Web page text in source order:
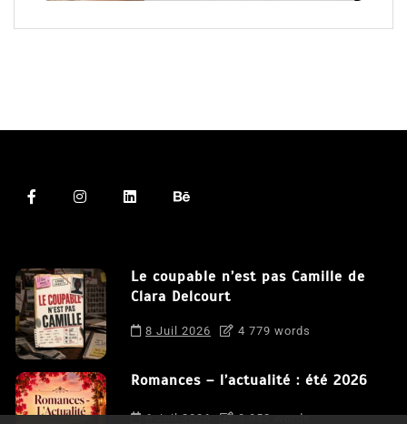
Le coupable n’est pas Camille de
Clara Delcourt
8 Juil 2026 4 779 words
Romances – l’actualité : été 2026
6 Juil 2026 3 052 words